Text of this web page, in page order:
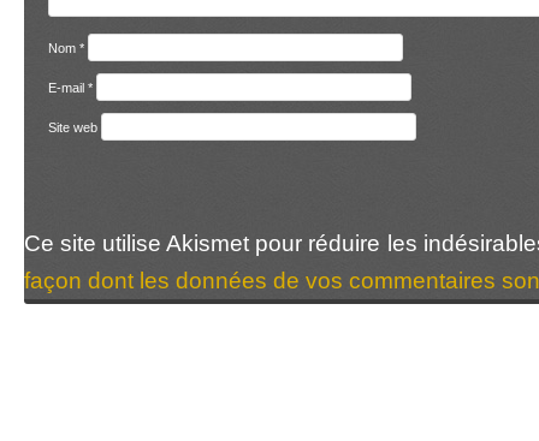
Nom *
E-mail *
Site web
Ce site utilise Akismet pour réduire les
façon dont les données de vos commentaires